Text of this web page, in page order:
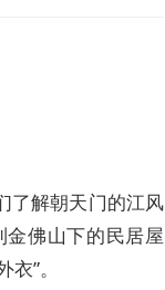
了解朝天门的江风
佛山下的民居屋
”。